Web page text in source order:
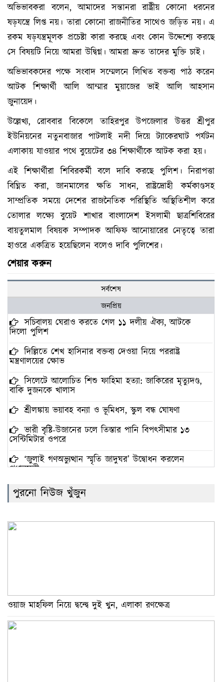
অভিভাবকরা বলেন, আমাদের সন্তানরা রাষ্ট্রীয় কোনো ধরনের
ষড়যন্ত্রে লিপ্ত নয়। তারা কোনো রাজনীতির সাথেও জড়িত নয়। এ
রকম ষড়যন্ত্রমূলক প্রচেষ্টা কারা করছে এবং কোন উদ্দেশ্যে করছে
সে বিষয়টি নিয়ে আমরা উদ্বিগ্ন। আমরা দ্রুত তাদের মুক্তি চাই।
অভিভাবকদের পক্ষে সংবাদ সম্মেলনে লিখিত বক্তব্য পাঠ করেন
আটক শিক্ষার্থী আলি আম্মার মুয়াজের ভাই আলি আহসান
জুনায়েদ।
উল্লেখ্য, রোববার বিকেলে তাহিরপুর উপজেলার উত্তর শ্রীপুর
ইউনিয়নের নতুনবাজার পাটলাই নদী দিয়ে ট্যাকেরঘাট পর্যটন
এলাকায় যাওয়ার পথে বুয়েটের ৩৪ শিক্ষার্থীকে আটক করা হয়।
এই শিক্ষার্থীরা শিবিরকর্মী বলে দাবি করছে পুলিশ। নিরাপত্তা
বিঘ্নিত করা, জানমালের ক্ষতি সাধন, রাষ্ট্রদ্রোহী কর্মকাণ্ডসহ
সাম্প্রতিক সময়ে দেশের রাজনৈতিক পরিস্থিতি অস্থিতিশীল করে
তোলার লক্ষ্যে বুয়েট শাখার বাংলাদেশ ইসলামী ছাত্রশিবিরের
বায়তুলমাল বিষয়ক সম্পাদক আফিফ আনোয়ারের নেতৃত্বে তারা
হাওরে একত্রিত হয়েছিলেন বলেও দাবি পুলিশের।
শেয়ার করুন
সর্বশেষ
জনপ্রিয়
সচিবালয় ঘেরাও করতে গেল ১১ দলীয় ঐক্য, আটকে
দিলো পুলিশ
দিল্লিতে শেখ হাসিনার বক্তব্য দেওয়া নিয়ে পররাষ্ট্র
মন্ত্রণালয়ের ক্ষোভ
সিলেটে আলোচিত শিশু ফাহিমা হত্যা: জাকিরের মৃত্যুদণ্ড,
বাকি দুজনকে খালাস
শ্রীলঙ্কায় ভয়াবহ বন্যা ও ভূমিধস, স্কুল বন্ধ ঘোষণা
ভারী বৃষ্টি-উজানের ঢলে তিস্তার পানি বিপৎসীমার ১৩
সেন্টিমিটার ওপরে
‘জুলাই গণঅভ্যুত্থান স্মৃতি জাদুঘর’ উদ্বোধন করলেন
প্রধানমন্ত্রী
সৌদি আরবের নেতৃত্বে প্রতিরক্ষা জোটে বাংলাদেশের
অংশগ্রহণের সিদ্ধান্তের নিন্দা গণতান্ত্রিক যুক্তফ্রন্টের
স্বরাষ্ট্রমন্ত্রীর
পুরনো নিউজ খুঁজুন
ওয়াজ মাহফিল নিয়ে দ্বন্দ্বে দুই খুন, এলাকা রণক্ষেত্র